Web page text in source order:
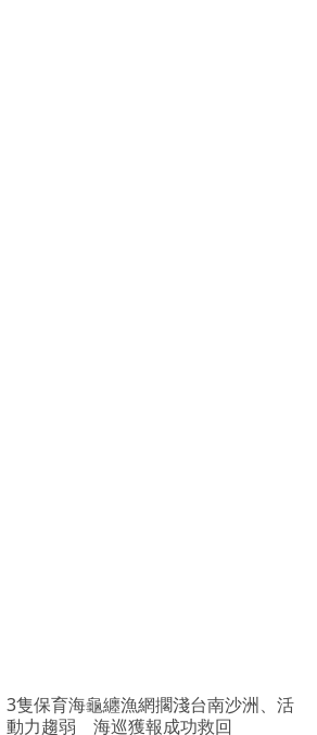
3隻保育海龜纏漁網擱淺台南沙洲、活
動力趨弱 海巡獲報成功救回